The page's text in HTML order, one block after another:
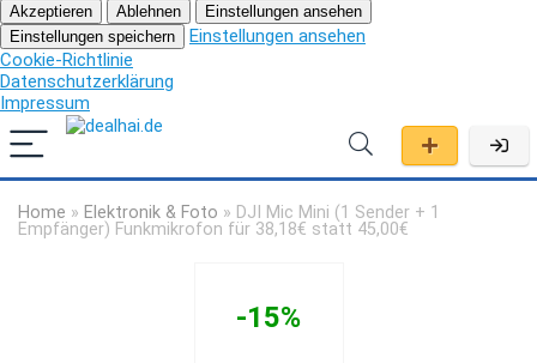
Akzeptieren Ablehnen
Einstellungen ansehen
Einstellungen speichern
Einstellungen ansehen
Cookie-Richtlinie
Datenschutzerklärung
Impressum
Home » Elektronik & Foto » DJI Mic Mini (1 Sender + 1
Empfänger) Funkmikrofon für 38,18€ statt 45,00€
-15%